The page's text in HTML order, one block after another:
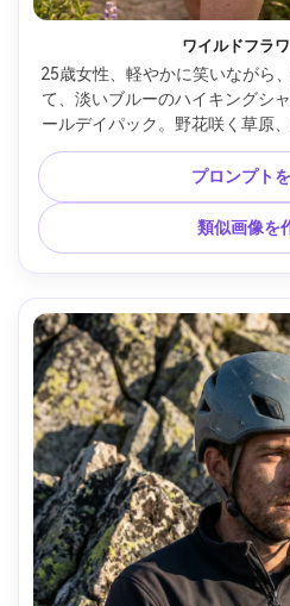
ワイルドフラ
25歳女性、軽やかに笑いながら
て、淡いブルーのハイキングシ
ールデイパック。野花咲く草原
ア、Canon R5、85mm f/1.2、
離構図、明るく朗らかなムード
影、高解像
プロンプト
類似画像を